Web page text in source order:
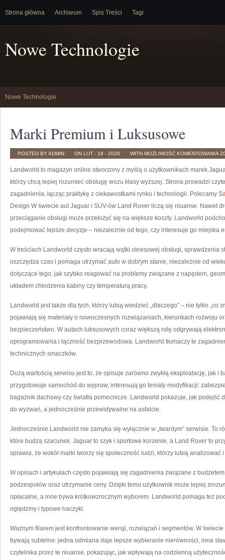
Strona główna Archiwum Spis Treści Tagi
Nowe Technologie
Nowe Technologie
Marki Premium i Luksusowe
POSTED BY ADMIN ON LUT - 18 - 2026 WITH MOŻLIWOŚĆ KOMENTOWANIA
Landworld to magazyn online stworzony z myślą o użytkownikach marek
którzy chcą lepiej rozumieć obsługę wozu klasy wyższej. Strona prowadzi
zagadnienia, łącząc praktykę z ciekawostkami rynku i technologii. Polecamy
Design W świecie aut Jaguar i SUV-ów Land Rover liczą się niuanse. Nawet
przeciąganie obsługi może przełożyć się na większe koszty. Landworld
podejmować lepsze decyzje – niezależnie od tego, czy interesuje go miejska
W treściach Landworld często wracają wątki okresowej obsługi, sprawdzenia
oszczędza czas i pomaga utrzymać auto w dobrym stanie, niezależnie od
dotyczące tego, jak szybko reagować na problemy związane z napędem,
układem chłodzenia kabiny czy temperaturą pracy.
Landworld jest także dla tych, którzy lubią wiedzieć „dlaczego” – nie tylko „co
pojawiają się materiały o nowoczesnych rozwiązaniach, kierunkach rozwoju
bezpieczeństwo. W autach luksusowych coraz większą rolę odgrywają
oprogramowania i łączność bezprzewodowa. Landworld tłumaczy te
technicznych smaczków.
Dużą wartością serwisu jest to, że opisuje zarówno zwykłą eksploatację, jak i
przygotowuje samochód do wypraw, interesują go tematy modyfikacji:
bagażnik dachowy czy światła pomocnicze. Landworld pokazuje, jak podejść
do wyzwań, a jednocześnie przewidywalne na asfalcie.
Jednocześnie Landworld nie zamyka się wyłącznie w „twardym” serwisie. To
które budzą szacunek. Jaguar to szyk i sportowe korzenie, a Land Rover to
sprawia, że wokół marki tworzy się społeczność ludzi, którzy lubią analizować
W opisach i artykułach często pojawiają się zagadnienia związane z
podzespołów oraz utrzymanie ceny. Dzięki temu użytkownik może lepiej
opłacalne, a inne bywa krótkowzrocznym wyborem. Landworld pomaga też
oględziny i typowe haczyki.
Ważnym filarem jest konfrontowanie wersji, rozwiązań i segmentów. W
bywają subtelne: jedna odmiana daje lepsze wybieranie nierówności, inna
czytelnika przez te niuanse, pokazując, jak wpływają na codzienną